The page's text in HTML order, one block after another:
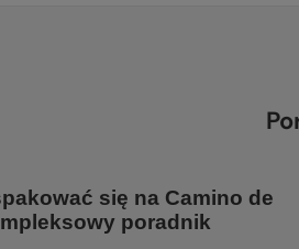
się na Camino de
poradnik